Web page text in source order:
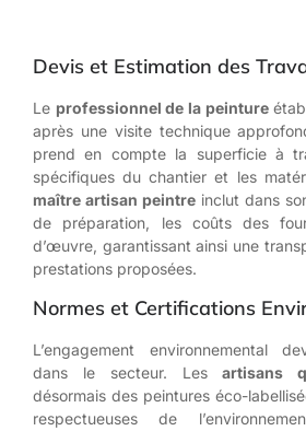
Devis et Estimation des
Le professionnel de la peinture
après une visite technique
prend en compte la superficie à
spécifiques du chantier et les
maître artisan peintre inclut dans
de préparation, les coûts des
d’œuvre, garantissant ainsi une
prestations proposées.
Normes et Certifications
L’engagement environnemental
dans le secteur. Lesartisans
désormais des peintures éco-
respectueuses de